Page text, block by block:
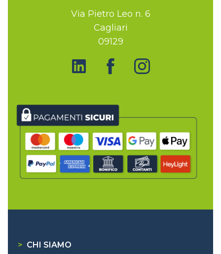
Via Pietro Leo n. 6
Cagliari
09129
> CHI SIAMO